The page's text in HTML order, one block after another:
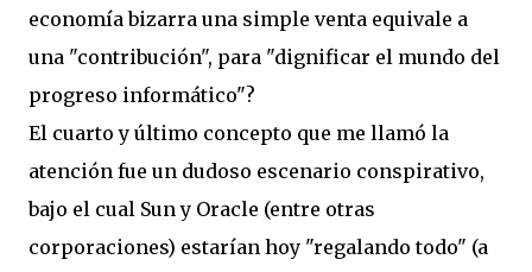
economía bizarra una simple venta equivale a
una "contribución", para "dignificar el mundo del
progreso informático"?
El cuarto y último concepto que me llamó la
atención fue un dudoso escenario conspirativo,
bajo el cual Sun y Oracle (entre otras
corporaciones) estarían hoy "regalando todo" (a